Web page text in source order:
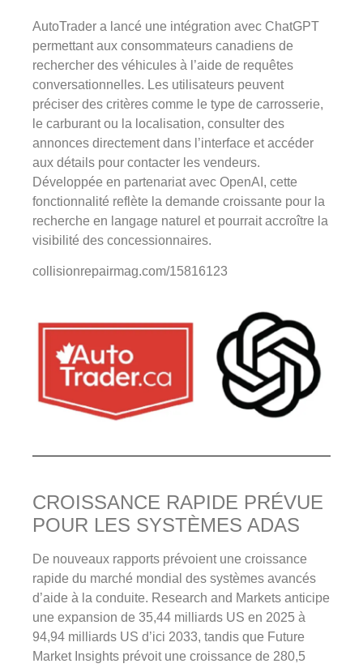
AutoTrader a lancé une intégration avec ChatGPT
permettant aux consommateurs canadiens de
rechercher des véhicules à l’aide de requêtes
conversationnelles. Les utilisateurs peuvent
préciser des critères comme le type de carrosserie,
le carburant ou la localisation, consulter des
annonces directement dans l’interface et accéder
aux détails pour contacter les vendeurs.
Développée en partenariat avec OpenAI, cette
fonctionnalité reflète la demande croissante pour la
recherche en langage naturel et pourrait accroître la
visibilité des concessionnaires.
collisionrepairmag.com/15816123
CROISSANCE RAPIDE PRÉVUE
POUR LES SYSTÈMES ADAS
De nouveaux rapports prévoient une croissance
rapide du marché mondial des systèmes avancés
d’aide à la conduite. Research and Markets anticipe
une expansion de 35,44 milliards US en 2025 à
94,94 milliards US d’ici 2033, tandis que Future
Market Insights prévoit une croissance de 280,5